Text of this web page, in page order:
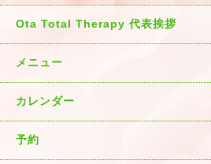
Ota Total Therapy 代表挨拶
メニュー
カレンダー
予約